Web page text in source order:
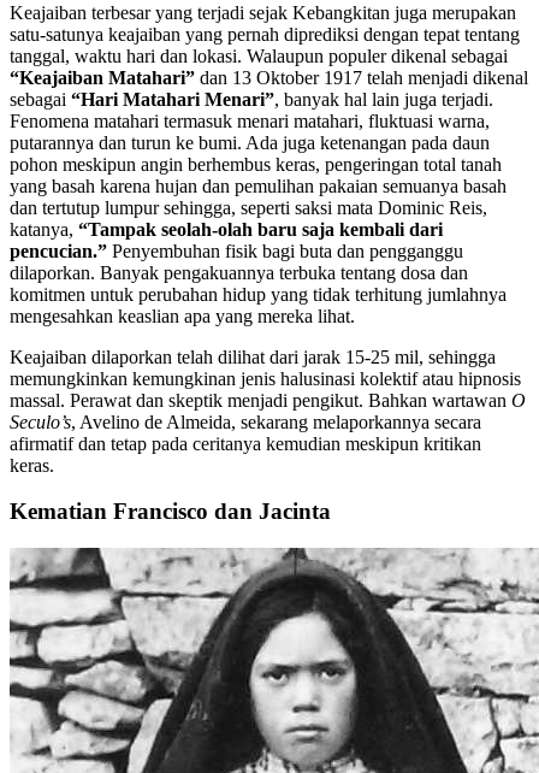
Keajaiban terbesar yang terjadi sejak Kebangkitan juga merupakan
satu-satunya keajaiban yang pernah diprediksi dengan tepat tentang
tanggal, waktu hari dan lokasi. Walaupun populer dikenal sebagai
“Keajaiban Matahari” dan 13 Oktober 1917 telah menjadi dikenal
sebagai “Hari Matahari Menari”, banyak hal lain juga terjadi.
Fenomena matahari termasuk menari matahari, fluktuasi warna,
putarannya dan turun ke bumi. Ada juga ketenangan pada daun
pohon meskipun angin berhembus keras, pengeringan total tanah
yang basah karena hujan dan pemulihan pakaian semuanya basah
dan tertutup lumpur sehingga, seperti saksi mata Dominic Reis,
katanya, “Tampak seolah-olah baru saja kembali dari
pencucian.” Penyembuhan fisik bagi buta dan pengganggu
dilaporkan. Banyak pengakuannya terbuka tentang dosa dan
komitmen untuk perubahan hidup yang tidak terhitung jumlahnya
mengesahkan keaslian apa yang mereka lihat.
Keajaiban dilaporkan telah dilihat dari jarak 15-25 mil, sehingga
memungkinkan kemungkinan jenis halusinasi kolektif atau hipnosis
massal. Perawat dan skeptik menjadi pengikut. Bahkan wartawan O
Seculo’s, Avelino de Almeida, sekarang melaporkannya secara
afirmatif dan tetap pada ceritanya kemudian meskipun kritikan
keras.
Kematian Francisco dan Jacinta